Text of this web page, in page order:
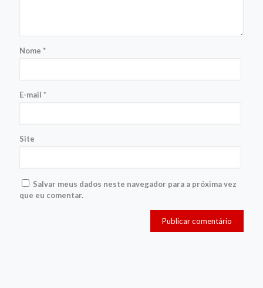
Nome *
E-mail *
Site
Salvar meus dados neste navegador para a próxima vez
que eu comentar.